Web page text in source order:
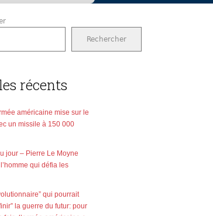
Rechercher
récents
américaine mise sur le
un missile à 150 000
jour – Pierre Le Moyne
qui défia les
qui pourrait
la guerre du futur: pour